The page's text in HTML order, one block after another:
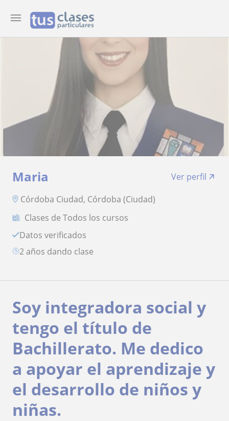
Maria
Ver perfil
Córdoba Ciudad, Córdoba (Ciudad)
Clases de Todos los cursos
Datos verificados
2 años dando clase
Soy integradora social y
tengo el título de
Bachillerato. Me dedico
a apoyar el aprendizaje y
el desarrollo de niños y
niñas.